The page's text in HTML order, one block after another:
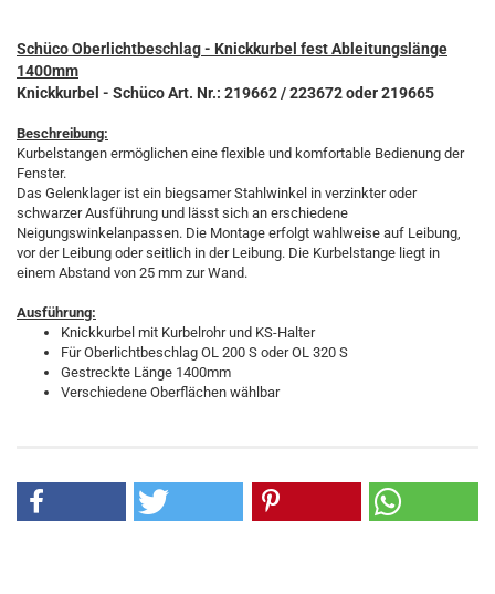
Schüco Oberlichtbeschlag - Knickkurbel fest Ableitungslänge
1400mm
Knickkurbel - Schüco Art. Nr.: 219662 / 223672 oder 219665
Beschreibung:
Kurbelstangen ermöglichen eine flexible und komfortable Bedienung der
Fenster.
Das Gelenklager ist ein biegsamer Stahlwinkel in verzinkter oder
schwarzer Ausführung und lässt sich an erschiedene
Neigungswinkelanpassen. Die Montage erfolgt wahlweise auf Leibung,
vor der Leibung oder seitlich in der Leibung. Die Kurbelstange liegt in
einem Abstand von 25 mm zur Wand.
Ausführung:
Knickkurbel mit Kurbelrohr und KS-Halter
Für Oberlichtbeschlag OL 200 S oder OL 320 S
Gestreckte Länge 1400mm
Verschiedene Oberflächen wählbar